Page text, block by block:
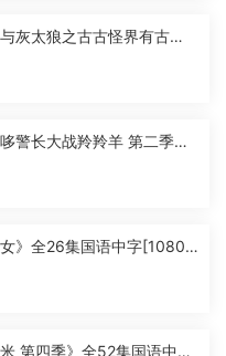
灰太狼之古古怪界有古
警长大战羚羚羊 第二季》
》全26集国语中字[1080
第四季》全52集国语中字